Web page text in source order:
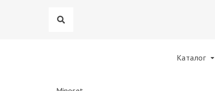
Каталог